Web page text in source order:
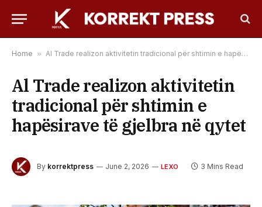
Home » Al Trade realizon aktivitetin tradicional për shtimin e hapësirave të gjelbra në qytet
Al Trade realizon aktivitetin
tradicional për shtimin e
hapësirave të gjelbra në qytet
By korrektpress June 2, 2026 LEXO 3 Mins Read